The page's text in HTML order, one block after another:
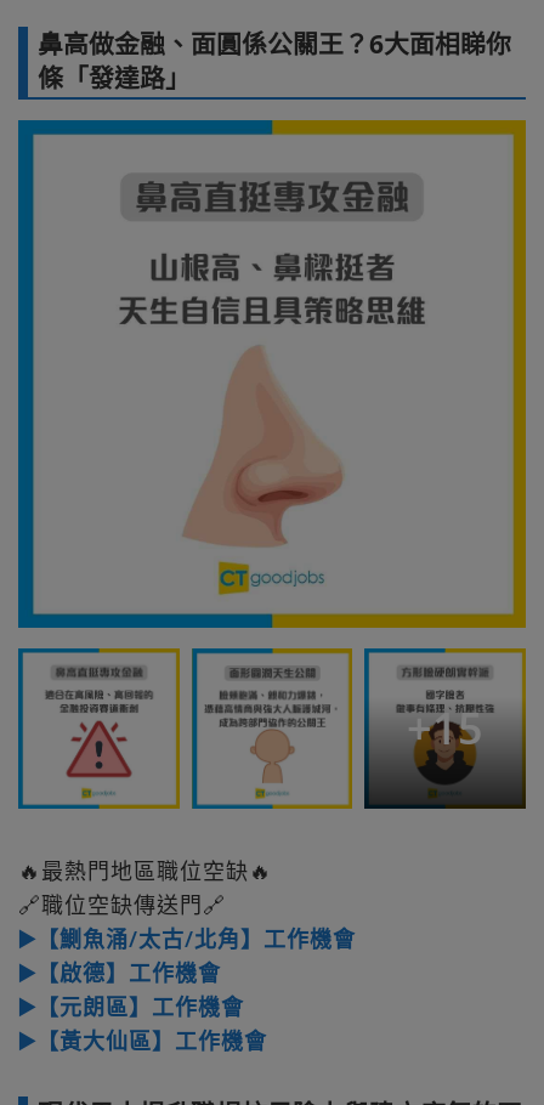
鼻高做金融、面圓係公關王？6大面相睇你
條「發達路」
+15
🔥最熱門地區職位空缺🔥
🔗職位空缺傳送門🔗
▶️【鰂魚涌/太古/北角】工作機會
▶️【啟德】工作機會
▶️【元朗區】工作機會
▶️【黃大仙區】工作機會